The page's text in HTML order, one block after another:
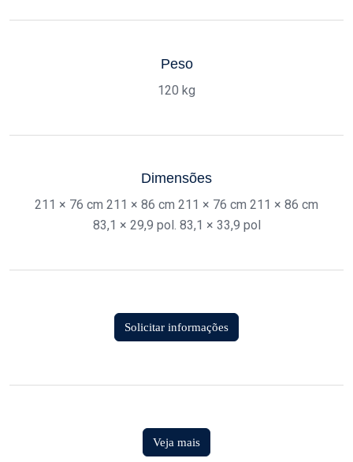
Peso
120 kg
Dimensões
211 × 76 cm 211 × 86 cm 211 × 76 cm 211 × 86 cm
83,1 × 29,9 pol. 83,1 × 33,9 pol
Solicitar informações
Veja mais